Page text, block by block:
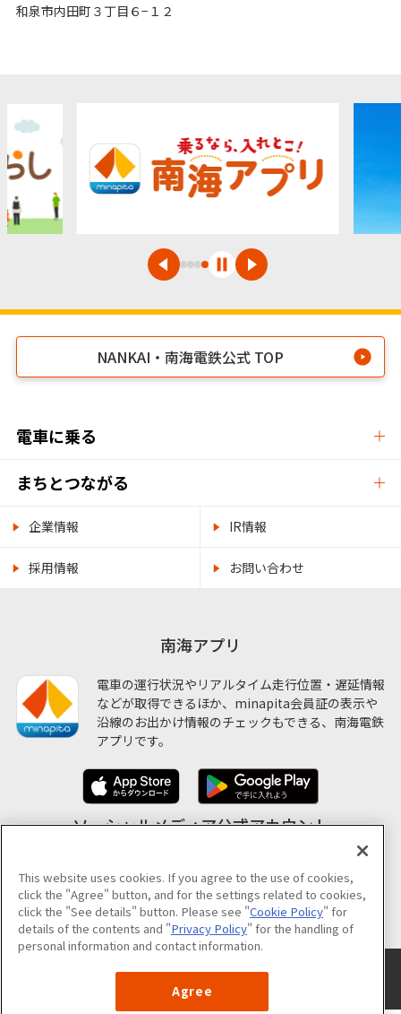
和泉市内田町３丁目６−１２
NANKAI・南海電鉄公式 TOP
電車に乗る
まちとつながる
企業情報 IR情報
採用情報 お問い合わせ
南海アプリ
電車の運行状況やリアルタイム走行位置・遅延情報
などが取得できるほか、minapita会員証の表示や
沿線のお出かけ情報のチェックもできる、南海電鉄
アプリです。
ソーシャルメディア公式アカウント
公式アカウント一覧
サイトのご利用について プライバシーポリシー
サイトマップ
This website uses cookies. If you agree to the use of cookies,
click the "Agree" button, and for the settings related to cookies,
click the "See details" button. Please see "Cookie Policy" for
details of the contents and "Privacy Policy" for the handling of
personal information and contact information.
Agree